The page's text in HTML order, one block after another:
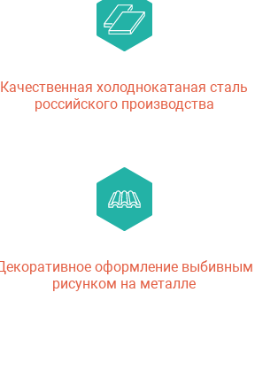
Качественная холоднокатаная сталь
российского производства
оформление выбивным
рисунком на металле